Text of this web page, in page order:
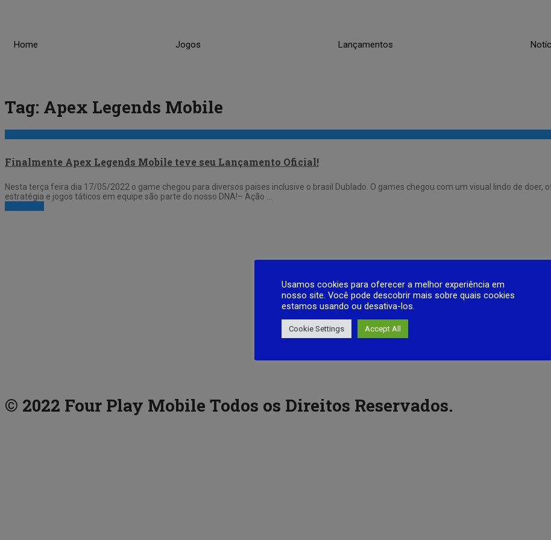
Home Jogos Lançamentos
Tag: Apex Legends Mobile
Finalmente Apex Legends Mobile teve seu Lançamento Oficial!
Nesta terça feira dia 17/05/2022 o game chegou para diversos paises inclusive o brasil Dublado. O games chegou com um visual lindo de doer,
estratégia e jogos táticos em equipe são parte do nosso DNA!– Ação …
© 2022 Four Play Mobile Todos os Direitos Reservados.
Usamos cookies para oferecer a melhor experiência em
nosso site. Você pode descobrir mais sobre quais cookies
estamos usando ou desativa-los.
Cookie Settings Accept All